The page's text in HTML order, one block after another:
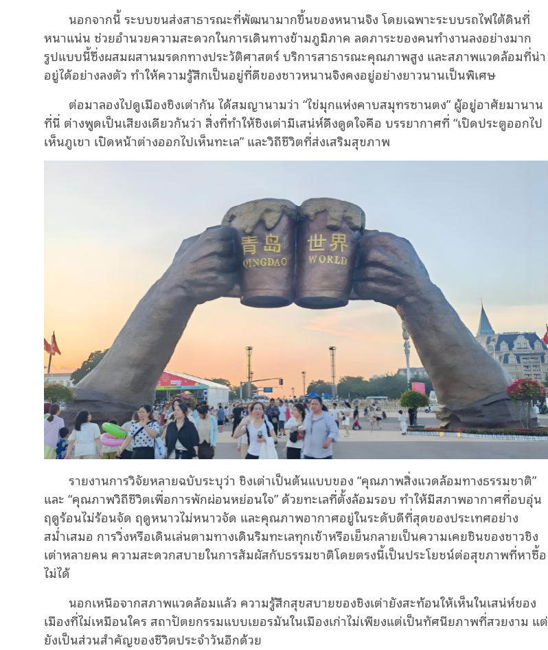
นอกจากนี้ ระบบขนส่งสาธารณะที่พัฒนามากขึ้นของหนานจิง โดยเฉพาะระบบรถไฟใต้ดินที่
หนาแน่น ช่วยอำนวยความสะดวกในการเดินทางข้ามภูมิภาค ลดภาระของคนทำงานลงอย่างมาก
รูปแบบนี้ซึ่งผสมผสานมรดกทางประวัติศาสตร์ บริการสาธารณะคุณภาพสูง และสภาพแวดล้อมที่น่า
อยู่ได้อย่างลงตัว ทำให้ความรู้สึกเป็นอยู่ที่ดีของชาวหนานจิงคงอยู่อย่างยาวนานเป็นพิเศษ
ต่อมาลองไปดูเมืองชิงเต่ากัน ได้สมญานามว่า “ไข่มุกแห่งคาบสมุทรซานตง” ผู้อยู่อาศัยมานาน
ที่นี่ ต่างพูดเป็นเสียงเดียวกันว่า สิ่งที่ทำให้ชิงเต่ามีเสน่ห์ดึงดูดใจคือ บรรยากาศที่ “เปิดประตูออกไป
เห็นภูเขา เปิดหน้าต่างออกไปเห็นทะเล” และวิถีชีวิตที่ส่งเสริมสุขภาพ
รายงานการวิจัยหลายฉบับระบุว่า ชิงเต่าเป็นต้นแบบของ “คุณภาพสิ่งแวดล้อมทางธรรมชาติ”
และ “คุณภาพวิถีชีวิตเพื่อการพักผ่อนหย่อนใจ” ด้วยทะเลที่ตั้งล้อมรอบ ทำให้มีสภาพอากาศที่อบอุ่น
ฤดูร้อนไม่ร้อนจัด ฤดูหนาวไม่หนาวจัด และคุณภาพอากาศอยู่ในระดับดีที่สุดของประเทศอย่าง
สม่ำเสมอ การวิ่งหรือเดินเล่นตามทางเดินริมทะเลทุกเช้าหรือเย็นกลายเป็นความเคยชินของชาวชิง
เต่าหลายคน ความสะดวกสบายในการสัมผัสกับธรรมชาติโดยตรงนี้เป็นประโยชน์ต่อสุขภาพที่หาซื้อ
ไม่ได้
นอกเหนือจากสภาพแวดล้อมแล้ว ความรู้สึกสุขสบายของชิงเต่ายังสะท้อนให้เห็นในเสน่ห์ของ
เมืองที่ไม่เหมือนใคร สถาปัตยกรรมแบบเยอรมันในเมืองเก่าไม่เพียงแต่เป็นทัศนียภาพที่สวยงาม แต่
ยังเป็นส่วนสำคัญของชีวิตประจำวันอีกด้วย